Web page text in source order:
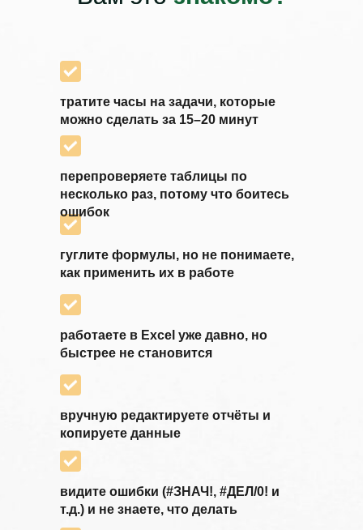
гуглите формулы, но не понимаете,
как применить их в работе
видите ошибки (#ЗНАЧ!, #ДЕЛ/0! и
т.д.) и не знаете, что делать
вручную редактируете отчёты и
копируете данные
работаете в Excel уже давно, но
быстрее не становится
перепроверяете таблицы по
несколько раз, потому что боитесь
ошибок
тратите часы на задачи, которые
можно сделать за 15–20 минут